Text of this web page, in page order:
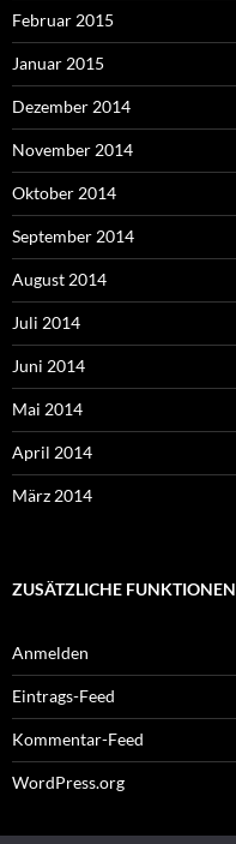
Februar 2015
Januar 2015
Dezember 2014
November 2014
Oktober 2014
September 2014
August 2014
Juli 2014
Juni 2014
Mai 2014
April 2014
März 2014
ZUSÄTZLICHE FUNKTIONEN
Anmelden
Eintrags-Feed
Kommentar-Feed
WordPress.org